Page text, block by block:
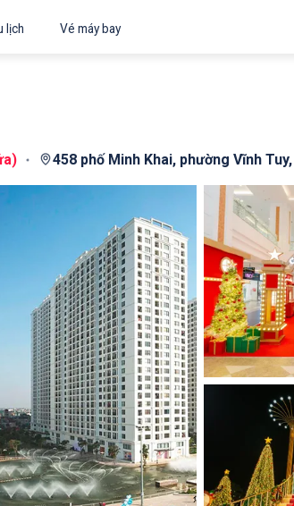
lịch Vé máy bay
) 458 phố Minh Khai, phường Vĩnh